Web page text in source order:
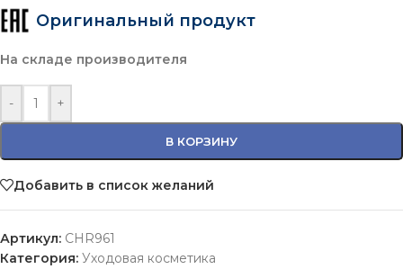
Оригинальный продукт
На складе производителя
- +
В КОРЗИНУ
Добавить в список желаний
Артикул: CHR961
Категория: Уходовая косметика